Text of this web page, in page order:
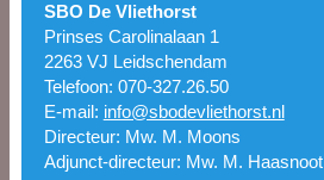
SBO De Vliethorst
Prinses Carolinalaan 1
2263 VJ Leidschendam
Telefoon: 070-327.26.50
E-mail: info@sbodevliethorst.nl
Directeur: Mw. M. Moons
Adjunct-directeur: Mw. M. Haasnoot